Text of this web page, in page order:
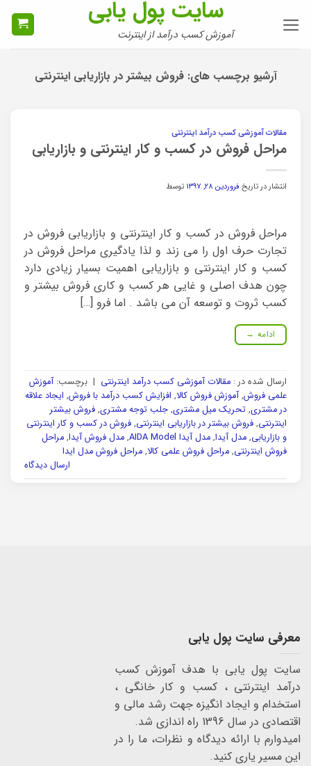
سایت پول یابی
آموزش کسب درآمد از اینترنت
آرشیو برچسب های:فروش بیشتر در بازاریابی اینترنتی
مقالات آموزشی کسب درآمد اینترنتی
مراحل فروش در کسب و کار اینترنتی و بازاریابی
انتشار در تاریخ فروردین ۲۸, ۱۳۹۷ توسط
مراحل فروش در کسب و کار اینترنتی و بازاریابی فروش در
تجارت حرف اول را می زند و لذا یادگیری مراحل فروش در
کسب و کار اینترنتی و بازاریابی اهمیت بسیار زیادی دارد
چون هدف اصلی و غایی هر کسب و کاری فروش بیشتر و
کسب ثروت و توسعه آن می باشد . اما فرو […]
ادامه →
ارسال شده در : مقالات آموزشی کسب درآمد اینترنتی | برچسب:آموزش
علمی فروش,آموزش فروش کالا, افزایش کسب درآمد با فروش, ایجاد علاقه
در مشتری, تحریک میل مشتری, جلب توجه مشتری, فروش بیشتر
اینترنتی, فروش بیشتر در بازاریابی اینترنتی, فروش در کسب و کار اینترنتی
و بازاریابی, مدل آیدا, مدل آیدا AIDA Model , مدل فروش آیدا, مراحل
فروش اینترنتی, مراحل فروش علمی کالا, مراحل فروش مدل ایدا
ارسال دیدگاه
معرفی سایت پول یابی
سایت پول یابی با هدف آموزش کسب
درآمد اینترنتی ، کسب و کار خانگی ،
استخدام و ایجاد انگیزه جهت رشد مالی و
اقتصادی در سال 1396 راه اندازی شد.
امیدوارم با ارائه دیدگاه و نظرات، ما را در
این مسیر یاری کنید.